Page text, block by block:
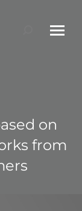
Search:
on
from